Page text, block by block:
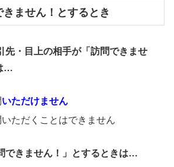
ません！とするとき
先・目上の相手が「訪問できませ
…
いただけません
いただくことはできません
できません！」とするときは…